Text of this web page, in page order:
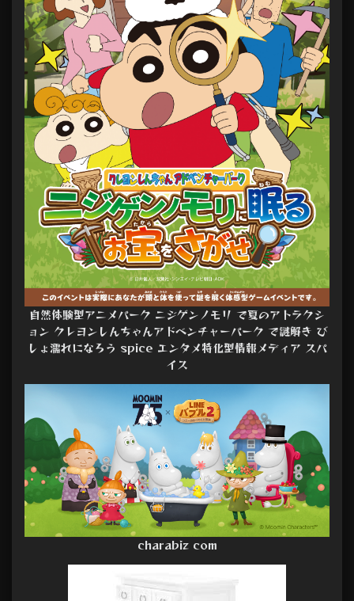
自然体験型アニメパーク ニジゲンノモリ で夏のアトラクシ
ョン クレヨンしんちゃんアドベンチャーパーク で謎解き び
しょ濡れになろう spice エンタメ特化型情報メディア スパ
イス
charabiz com